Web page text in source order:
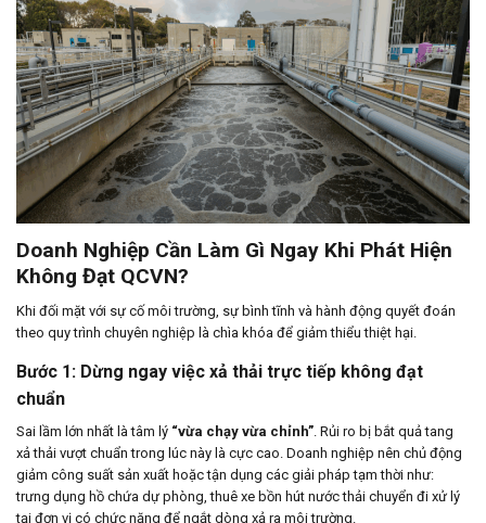
Doanh Nghiệp Cần Làm Gì Ngay Khi Phát Hiện
Không Đạt QCVN?
Khi đối mặt với sự cố môi trường, sự bình tĩnh và hành động quyết đoán
theo quy trình chuyên nghiệp là chìa khóa để giảm thiểu thiệt hại.
Bước 1: Dừng ngay việc xả thải trực tiếp không đạt
chuẩn
Sai lầm lớn nhất là tâm lý “vừa chạy vừa chỉnh”. Rủi ro bị bắt quả tang
xả thải vượt chuẩn trong lúc này là cực cao. Doanh nghiệp nên chủ động
giảm công suất sản xuất hoặc tận dụng các giải pháp tạm thời như:
trưng dụng hồ chứa dự phòng, thuê xe bồn hút nước thải chuyển đi xử lý
tại đơn vị có chức năng để ngắt dòng xả ra môi trường.